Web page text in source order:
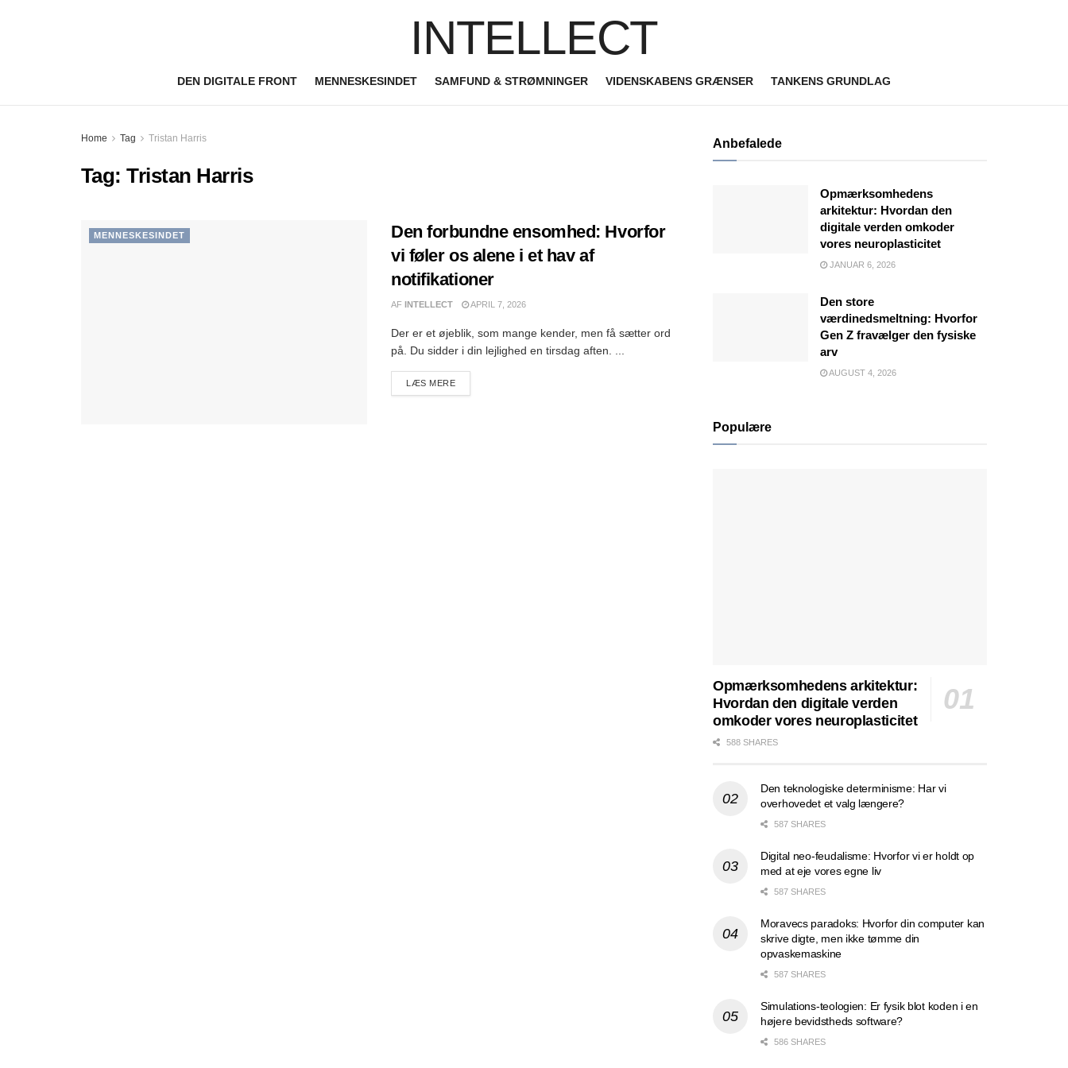
INTELLECT
DEN DIGITALE FRONT MENNESKESINDET SAMFUND & STRØMNINGER VIDENSKABENS GRÆNSER TANKENS GRUNDLAG
Home Tag Tristan Harris
Tag:Tristan Harris
MENNESKESINDET
Den forbundne ensomhed: Hvorfor
vi føler os alene i et hav af
notifikationer
AF INTELLECT APRIL 7, 2026
Der er et øjeblik, som mange kender, men få sætter ord
på. Du sidder i din lejlighed en tirsdag aften. ...
LÆS MEREDETAILS
Anbefalede
Opmærksomhedens
arkitektur: Hvordan den
digitale verden omkoder
vores neuroplasticitet
JANUAR 6, 2026
Den store
værdinedsmeltning: Hvorfor
Gen Z fravælger den fysiske
arv
AUGUST 4, 2026
Populære
Opmærksomhedens arkitektur:
Hvordan den digitale verden
omkoder vores neuroplasticitet
588 SHARES
Den teknologiske determinisme: Har vi
overhovedet et valg længere?
587 SHARES
Digital neo-feudalisme: Hvorfor vi er holdt op
med at eje vores egne liv
587 SHARES
Moravecs paradoks: Hvorfor din computer kan
skrive digte, men ikke tømme din
opvaskemaskine
587 SHARES
Simulations-teologien: Er fysik blot koden i en
højere bevidstheds software?
586 SHARES